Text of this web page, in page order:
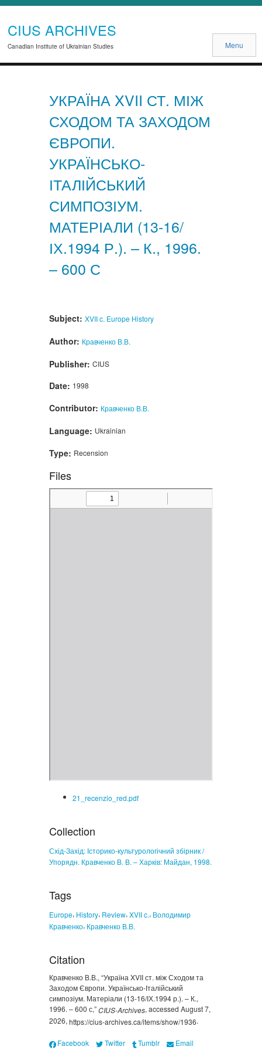
CIUS ARCHIVES
Canadian Institute of Ukrainian Studies Menu
УКРАЇНА XVII СТ. МІЖ
СХОДОМ ТА ЗАХОДОМ
ЄВРОПИ.
УКРАЇНСЬКО-
ІТАЛІЙСЬКИЙ
СИМПОЗІУМ.
МАТЕРІАЛИ (13-16/
ІХ.1994 Р.). – К., 1996.
– 600 С
Subject: XVII c. Europe History
Author: Кравченко В.В.
Publisher: CIUS
Date: 1998
Contributor: Кравченко В.В.
Language: Ukrainian
Type: Recension
Files
21_recenzio_red.pdf
Collection
Схід-Захід: Історико-культурологічний збірник /
Упорядн. Кравченко В. В. – Харків: Майдан, 1998.
Tags
Europe, History, Review, XVII c., Володимир
Кравченко, Кравченко В.В.
Citation
Кравченко В.В., “Україна XVII ст. між Сходом та
Заходом Європи. Українсько-Італійський
симпозіум. Матеріали (13-16/ІХ.1994 р.). – К.,
1996. – 600 с,”CIUS-Archives, accessed August 7,
2026, https://cius-archives.ca/items/show/1936.
Facebook Twitter Tumblr Email